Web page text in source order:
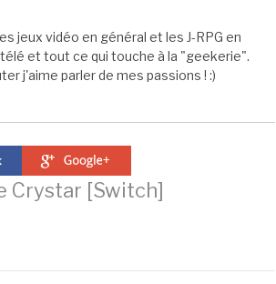
jeux vidéo en général et les J-RPG en
et tout ce qui touche à la "geekerie".
j'aime parler de mes passions ! :)
Crystar [Switch]